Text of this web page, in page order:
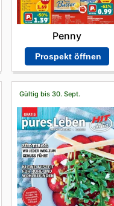
Penny
Prospekt öffnen
Gültig bis 30. Sept.